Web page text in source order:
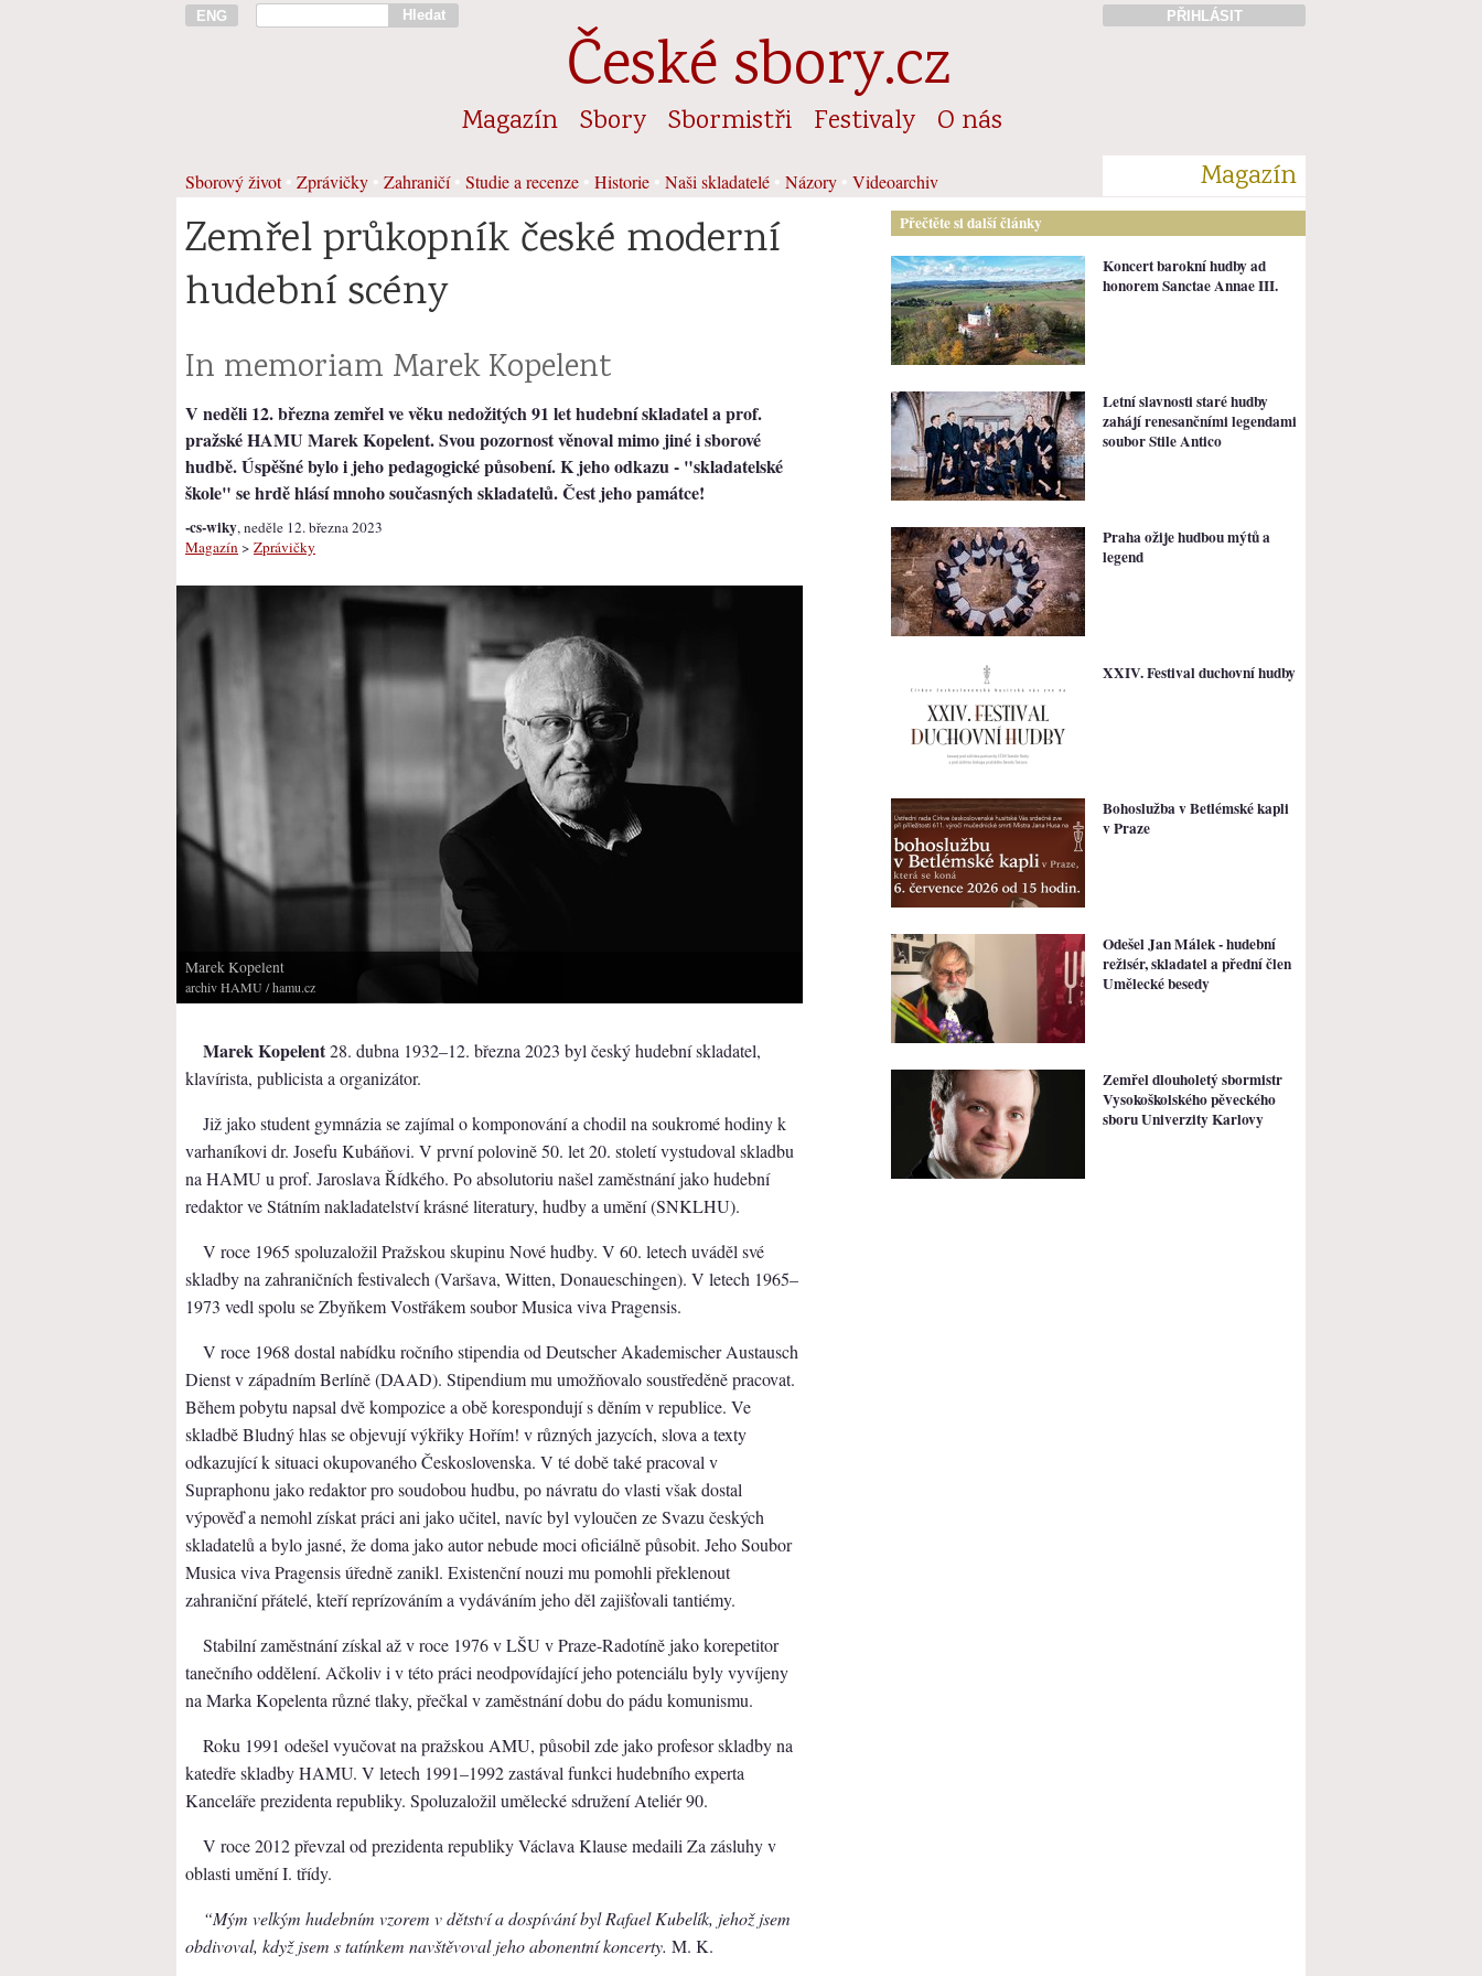
ENG Hledat PŘIHLÁSIT
České sbory.cz
Magazín Sbory Sbormistři Festivaly O nás
Sborový život• Zprávičky Zahraničí• Studie a recenze Historie Naši skladatelé Názory Videoarchiv Magazín
Zemřel průkopník české moderní
hudební scény
In memoriam Marek Kopelent
V neděli 12. března zemřel ve věku nedožitých 91 let hudební skladatel a prof.
pražské HAMU Marek Kopelent. Svou pozornost věnoval mimo jiné i sborové
hudbě. Úspěšné bylo i jeho pedagogické působení. K jeho odkazu - "skladatelské
škole" se hrdě hlásí mnoho současných skladatelů. Čest jeho památce!
-cs-wiky, neděle 12. března 2023
Magazín > Zprávičky
Marek Kopelent
archiv HAMU / hamu.cz
Marek Kopelent28. dubna 1932–12. března 2023 byl český hudební skladatel,
klavírista, publicista a organizátor.
Již jako student gymnázia se zajímal o komponování a chodil na soukromé hodiny k
varhaníkovi dr. Josefu Kubáňovi. V první polovině 50. let 20. století vystudoval skladbu
na HAMU u prof. Jaroslava Řídkého. Po absolutoriu našel zaměstnání jako hudební
redaktor ve Státním nakladatelství krásné literatury, hudby a umění (SNKLHU).
V roce 1965 spoluzaložil Pražskou skupinu Nové hudby. V 60. letech uváděl své
skladby na zahraničních festivalech (Varšava, Witten, Donaueschingen). V letech 1965–
1973 vedl spolu se Zbyňkem Vostřákem soubor Musica viva Pragensis.
V roce 1968 dostal nabídku ročního stipendia od Deutscher Akademischer Austausch
Dienst v západním Berlíně (DAAD). Stipendium mu umožňovalo soustředěně pracovat.
Během pobytu napsal dvě kompozice a obě korespondují s děním v republice. Ve
skladbě Bludný hlas se objevují výkřiky Hořím! v různých jazycích, slova a texty
odkazující k situaci okupovaného Československa. V té době také pracoval v
Supraphonu jako redaktor pro soudobou hudbu, po návratu do vlasti však dostal
výpověď a nemohl získat práci ani jako učitel, navíc byl vyloučen ze Svazu českých
skladatelů a bylo jasné, že doma jako autor nebude moci oficiálně působit. Jeho Soubor
Musica viva Pragensis úředně zanikl. Existenční nouzi mu pomohli překlenout
zahraniční přátelé, kteří reprízováním a vydáváním jeho děl zajišťovali tantiémy.
Stabilní zaměstnání získal až v roce 1976 v LŠU v Praze-Radotíně jako korepetitor
tanečního oddělení. Ačkoliv i v této práci neodpovídající jeho potenciálu byly vyvíjeny
na Marka Kopelenta různé tlaky, přečkal v zaměstnání dobu do pádu komunismu.
Roku 1991 odešel vyučovat na pražskou AMU, působil zde jako profesor skladby na
katedře skladby HAMU. V letech 1991–1992 zastával funkci hudebního experta
Kanceláře prezidenta republiky. Spoluzaložil umělecké sdružení Ateliér 90.
V roce 2012 převzal od prezidenta republiky Václava Klause medaili Za zásluhy v
oblasti umění I. třídy.
“Mým velkým hudebním vzorem v dětství a dospívání byl Rafael Kubelík, jehož jsem
obdivoval, když jsem s tatínkem navštěvoval jeho abonentní koncerty. M. K.
Přečtěte si další články
Koncert barokní hudby ad
honorem Sanctae Annae III.
Letní slavnosti staré hudby
zahájí renesančními legendami
soubor Stile Antico
Praha ožije hudbou mýtů a
legend
XXIV. Festival duchovní hudby
Bohoslužba v Betlémské kapli
v Praze
Odešel Jan Málek - hudební
režisér, skladatel a přední člen
Umělecké besedy
Zemřel dlouholetý sbormistr
Vysokoškolského pěveckého
sboru Univerzity Karlovy